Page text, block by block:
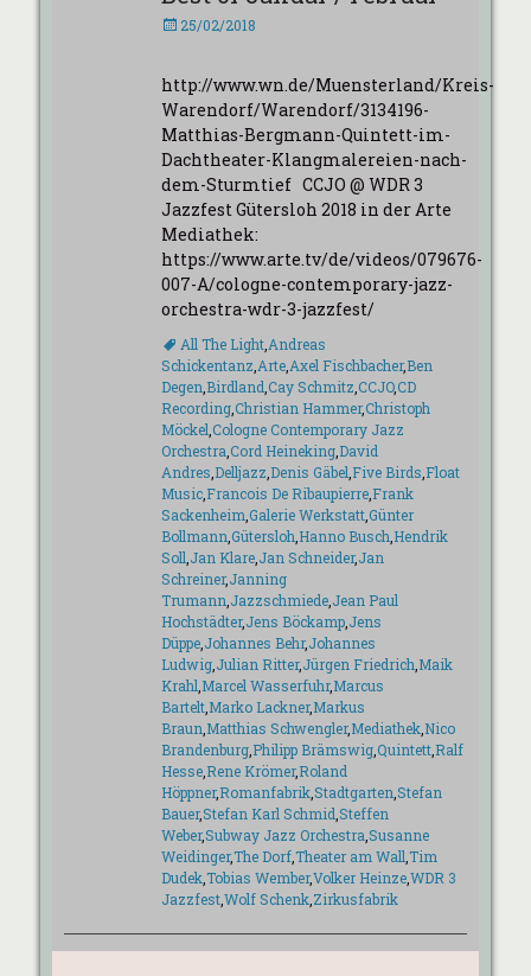
Veröffentlicht
25/02/2018
http://www.wn.de/Muensterland/Kreis-
Warendorf/Warendorf/3134196-
Matthias-Bergmann-Quintett-im-
Dachtheater-Klangmalereien-nach-
dem-Sturmtief CCJO @ WDR 3
Jazzfest Gütersloh 2018 in der Arte
Mediathek:
https://www.arte.tv/de/videos/079676-
007-A/cologne-contemporary-jazz-
orchestra-wdr-3-jazzfest/
Schlagworte
All The Light, Andreas
Schickentanz Arte, Axel Fischbacher,Ben
Degen Birdland Cay Schmitz CCJO,CD
Recording,Christian Hammer,Christoph
Möckel Cologne Contemporary Jazz
Orchestra Cord Heineking, David
Andres Delljazz Denis Gäbel Five Birds Float
Music, Francois De Ribaupierre, Frank
Sackenheim Galerie Werkstatt,Günter
Bollmann Gütersloh Hanno Busch Hendrik
Soll Jan Klare, Jan Schneider,Jan
Schreiner,Janning
Trumann Jazzschmiede, Jean Paul
Hochstädter,Jens Böckamp, Jens
Düppe, Johannes Behr,Johannes
Ludwig, Julian Ritter,Jürgen Friedrich Maik
Krahl Marcel Wasserfuhr,Marcus
Bartelt, Marko Lackner,Markus
Braun Matthias Schwengler,Mediathek, Nico
Brandenburg, Philipp Brämswig,Quintett, Ralf
Hesse, Rene Krömer,Roland
Höppner,Romanfabrik,Stadtgarten Stefan
Bauer,Stefan Karl Schmid Steffen
Weber,Subway Jazz Orchestra Susanne
Weidinger,The Dorf,Theater am Wall Tim
Dudek,Tobias Wember,Volker Heinze,WDR 3
Jazzfest,Wolf Schenk, Zirkusfabrik